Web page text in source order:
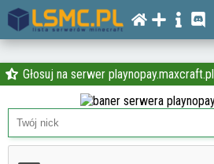
Głosuj na serwer playnopay.maxcraft.pl